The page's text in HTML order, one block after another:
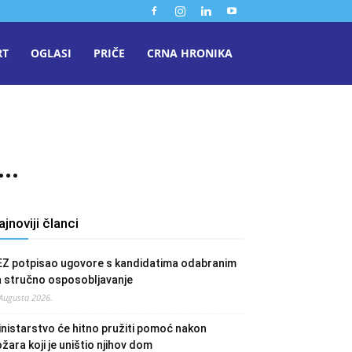
OGLASI PRIČE CRNA HRONIKA
članci
potpisao ugovore s kandidatima odabranim
stručno osposobljavanje
2026.
će hitno pružiti pomoć nakon
koji je uništio njihov dom